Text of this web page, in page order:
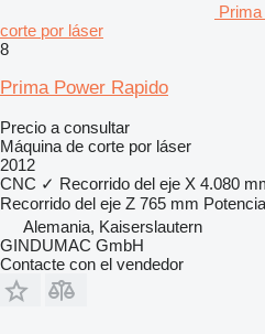
corte por láser
8
Prima Power Rapido
Precio a consultar
Máquina de corte por láser
2012
CNC ✓ Recorrido del eje X 4.080
Recorrido del eje Z 765 mm Potencia
Alemania, Kaiserslautern
GINDUMAC GmbH
Contacte con el vendedor